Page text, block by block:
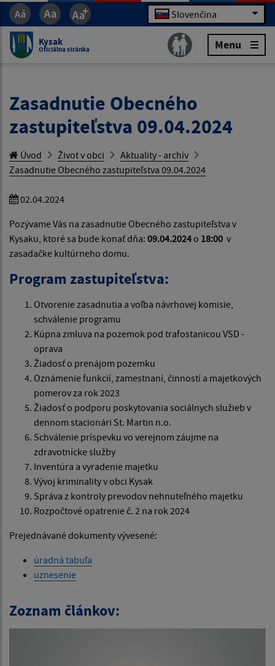
Slovenčina
Kysak
Oficiálna stránka Menu
Zasadnutie Obecného
zastupiteľstva 09.04.2024
Úvod Život v obci
Aktuality - archív
Zasadnutie Obecného zastupiteľstva 09.04.2024
02.04.2024
Pozývame Vás na zasadnutie Obecného zastupiteľstva v
Kysaku, ktoré sa bude konať dňa: 09.04.2024o 18:00 v
zasadačke kultúrneho domu.
Program zastupiteľstva:
Otvorenie zasadnutia a voľba návrhovej komisie,
schválenie programu
Kúpna zmluva na pozemok pod trafostanicou VSD -
oprava
Žiadosť o prenájom pozemku
Oznámenie funkcií, zamestnaní, činností a majetkových
pomerov za rok 2023
Žiadosť o podporu poskytovania sociálnych služieb v
dennom stacionári St. Martin n.o.
Schválenie príspevku vo verejnom záujme na
zdravotnícke služby
Inventúra a vyradenie majetku
Vývoj kriminality v obci Kysak
Správa z kontroly prevodov nehnuteľného majetku
Rozpočtové opatrenie č. 2 na rok 2024
Prejednávané dokumenty vývesené:
úradná tabuľa
uznesenie
Zoznam článkov: